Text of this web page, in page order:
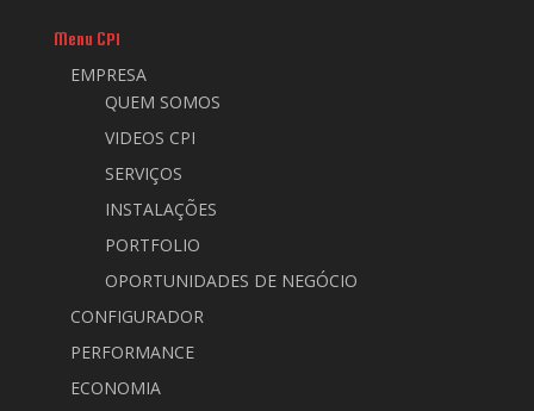
Menu CPI
EMPRESA
QUEM SOMOS
VIDEOS CPI
SERVIÇOS
INSTALAÇÕES
PORTFOLIO
OPORTUNIDADES DE NEGÓCIO
CONFIGURADOR
PERFORMANCE
ECONOMIA